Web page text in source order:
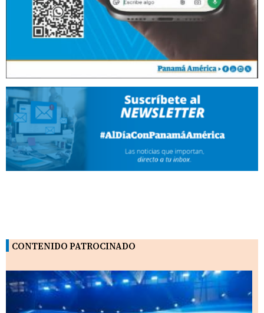
CONTENIDO PATROCINADO